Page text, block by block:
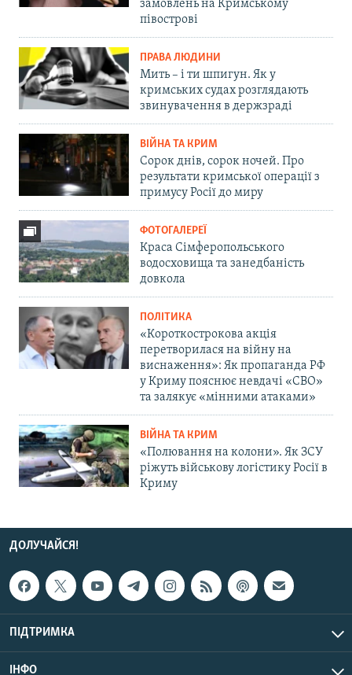
замовлень на Кримському
півострові
ПРАВА ЛЮДИНИ
Мить – і ти шпигун. Як у
кримських судах розглядають
звинувачення в держзраді
ВІЙНА ТА КРИМ
Сорок днів, сорок ночей. Про
результати кримської операції з
примусу Росії до миру
ФОТОГАЛЕРЕЇ
Краса Сімферопольського
водосховища та занедбаність
довкола
ПОЛІТИКА
«Короткострокова акція
перетворилася на війну на
виснаження»: Як пропаганда РФ
у Криму пояснює невдачі «СВО»
та залякує «мінними атаками»
ВІЙНА ТА КРИМ
«Полювання на колони». Як ЗСУ
ріжуть військову логістику Росії в
Криму
ДОЛУЧАЙСЯ!
ПІДТРИМКА
ІНФО